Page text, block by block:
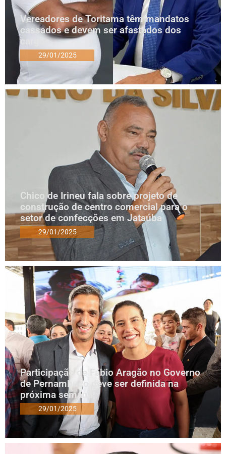
Vereadores de Toritama têm mandatos
cassados e devem ser afastados dos
cargos
29/01/2025
Chico de Irineu fala sobre projeto de
construção de centro comercial para o
setor de confecções em Jataúba
29/01/2025
Participação de Fábio Aragão no Governo
de Pernambuco deve ser definida na
próxima semana
29/01/2025